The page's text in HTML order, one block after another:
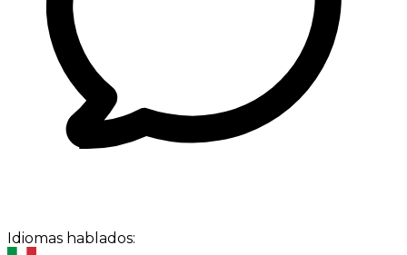
Idiomas hablados: